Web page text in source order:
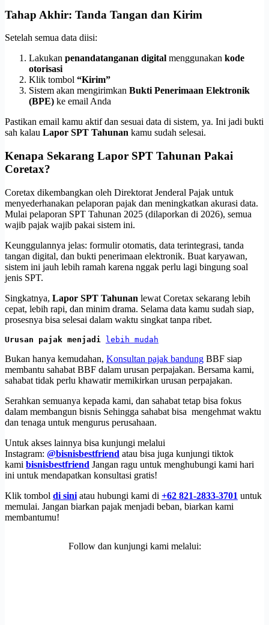
Tahap Akhir: Tanda Tangan dan Kirim
Setelah semua data diisi:
Lakukan penandatanganan digital menggunakan kode
otorisasi
Klik tombol “Kirim”
Sistem akan mengirimkan Bukti Penerimaan Elektronik
(BPE) ke email Anda
Pastikan email kamu aktif dan sesuai data di sistem, ya. Ini jadi bukti
sah kalau Lapor SPT Tahunan kamu sudah selesai.
Kenapa Sekarang Lapor SPT Tahunan Pakai
Coretax?
Coretax dikembangkan oleh Direktorat Jenderal Pajak untuk
menyederhanakan pelaporan pajak dan meningkatkan akurasi data.
Mulai pelaporan SPT Tahunan 2025 (dilaporkan di 2026), semua
wajib pajak wajib pakai sistem ini.
Keunggulannya jelas: formulir otomatis, data terintegrasi, tanda
tangan digital, dan bukti penerimaan elektronik. Buat karyawan,
sistem ini jauh lebih ramah karena nggak perlu lagi bingung soal
jenis SPT.
Singkatnya, Lapor SPT Tahunan lewat Coretax sekarang lebih
cepat, lebih rapi, dan minim drama. Selama data kamu sudah siap,
prosesnya bisa selesai dalam waktu singkat tanpa ribet.
Urusan pajak menjadi lebih mudah
Bukan hanya kemudahan, Konsultan pajak bandung BBF siap
membantu sahabat BBF dalam urusan perpajakan. Bersama kami,
sahabat tidak perlu khawatir memikirkan urusan perpajakan.
Serahkan semuanya kepada kami, dan sahabat tetap bisa fokus
dalam membangun bisnis Sehingga sahabat bisa mengehmat waktu
dan tenaga untuk mengurus perusahaan.
Untuk akses lainnya bisa kunjungi melalui
Instagram: @bisnisbestfriend atau bisa juga kunjungi tiktok
kami bisnisbestfriend Jangan ragu untuk menghubungi kami hari
ini untuk mendapatkan konsultasi gratis!
Klik tombol di sini atau hubungi kami di +62 821-2833-3701 untuk
memulai. Jangan biarkan pajak menjadi beban, biarkan kami
membantumu!
Follow dan kunjungi kami melalui: